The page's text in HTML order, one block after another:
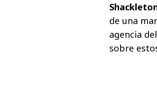
de una
agencia
sobre